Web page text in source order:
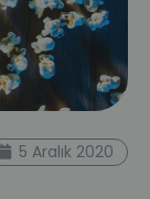
5 Aralık 2020